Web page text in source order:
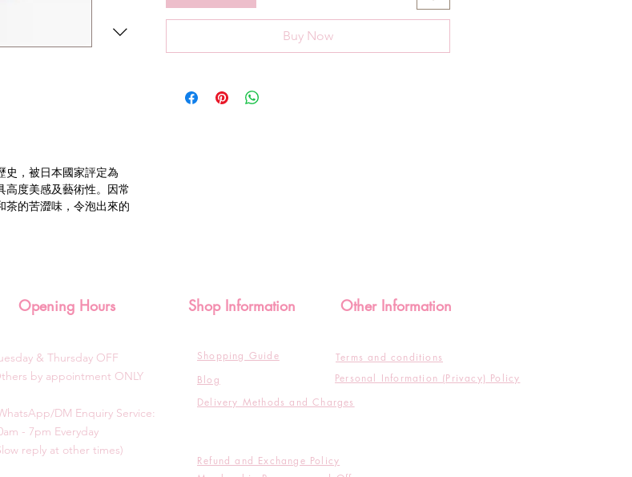
史，被日本國家評定為
高度美感及藝術性。因常
茶的苦澀味，令泡出來的
Buy Now
Opening Hours
& Thursday OFF
by appointment ONLY
DM Enquiry Service:
- 7pm Everyday
reply at other times)
Shop Information
Shopping Guide
Blog
Other Information
Terms and conditions
Personal Information (Privacy) Policy
Delivery Methods and Charges
Refund and Exchange Policy